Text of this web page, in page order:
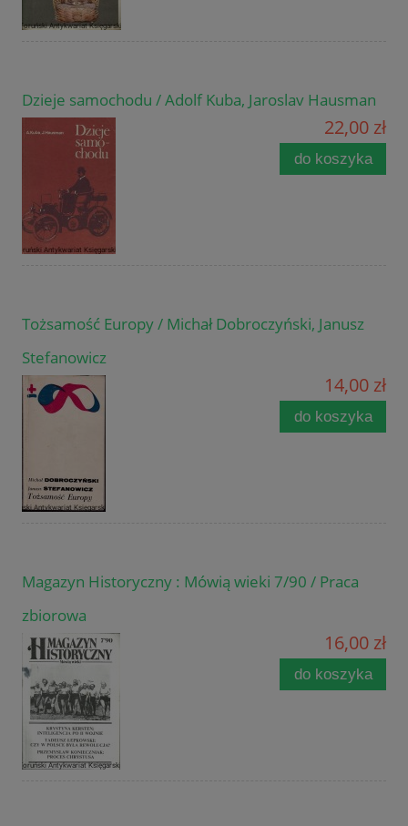
Dzieje samochodu / Adolf Kuba, Jaroslav Hausman
22,00 zł
do koszyka
Tożsamość Europy / Michał Dobroczyński, Janusz
Stefanowicz
14,00 zł
do koszyka
Magazyn Historyczny : Mówią wieki 7/90 / Praca
zbiorowa
16,00 zł
do koszyka